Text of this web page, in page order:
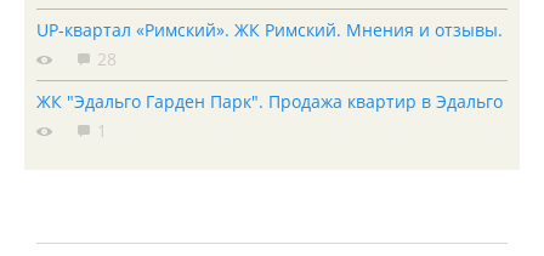
UP-квартал «Римский». ЖК Римский. Мнения и отзывы.
28
ЖК "Эдальго Гарден Парк". Продажа квартир в Эдальго
1